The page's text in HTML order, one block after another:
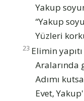
Yakup
“Yakup
Yüzleri
23 Elimin
Aralarında
Adımı
Evet,